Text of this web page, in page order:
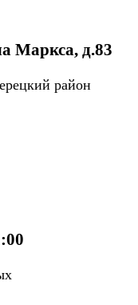
Маркса, д.83
район